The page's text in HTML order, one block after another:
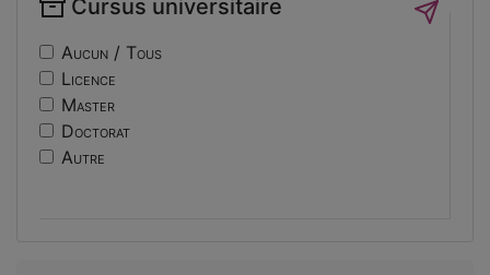
Sécurité
Sociologie
if14
ri
usinage
edc
engineering
ev14
Cursus universitaire
Aucun / Tous
Licence
Master
Doctorat
Autre